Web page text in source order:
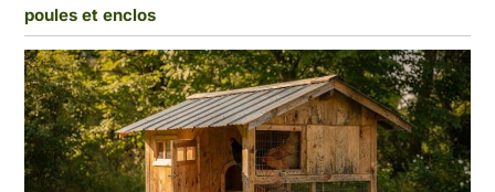
poules et enclos